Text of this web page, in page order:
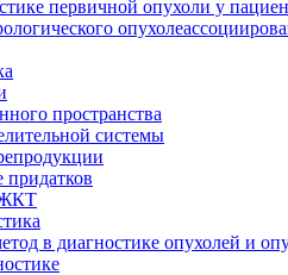
первичной опухоли у
пространства
системы
ЖКТ
в диагностике опухолей и